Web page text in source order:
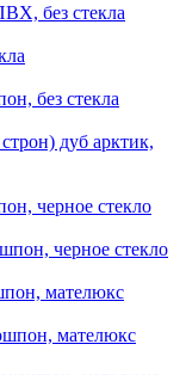
без стекла
без стекла
дуб арктик,
черное стекло
черное стекло
мателюкс
мателюкс